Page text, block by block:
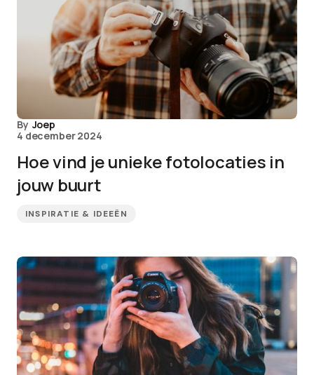
By Joep
4 december 2024
Hoe vind je unieke fotolocaties in
jouw buurt
INSPIRATIE & IDEEËN